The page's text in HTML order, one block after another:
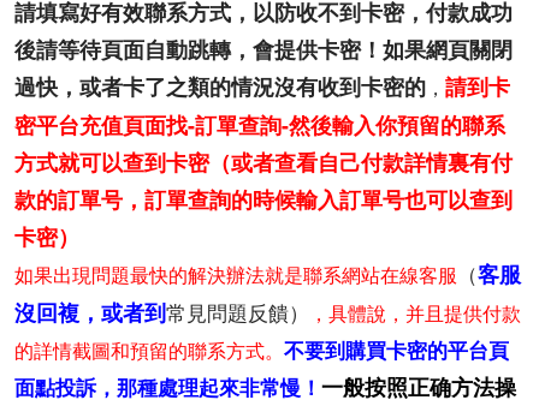
請填寫好有效聯系方式，以防收不到卡密，付款成功
後請等待頁面自動跳轉，會提供卡密！ 如果網頁關閉
過快，或者卡了之類的情況沒有收到卡密的 ， 請到卡
密平台充值頁面找-訂單查詢-然後輸入你預留的聯系
方式就可以查到卡密（或者查看自己付款詳情裏有付
款的訂單号，訂單查詢的時候輸入訂單号也可以查到
卡密）
如果出現問題最快的解決辦法就是聯系網站在線客服 （客服
沒回複，或者到常見問題反饋）
，具體說，并且提供付款
的詳情截圖和預留的聯系方式。 不要到購買卡密的平台頁
面點投訴，那種處理起來非常慢！ 一般按照正确方法操